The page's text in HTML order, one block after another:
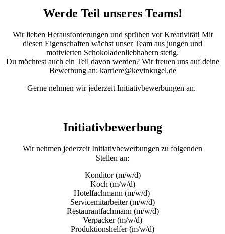
Werde Teil unseres Teams!
Wir lieben Herausforderungen und sprühen vor Kreativität! Mit
diesen Eigenschaften wächst unser Team aus jungen und
motivierten Schokoladenliebhabern stetig.
Du möchtest auch ein Teil davon werden? Wir freuen uns auf deine
Bewerbung an: karriere@kevinkugel.de
Gerne nehmen wir jederzeit Initiativbewerbungen an.
Initiativbewerbung
Wir nehmen jederzeit Initiativbewerbungen zu folgenden
Stellen an:
Konditor (m/w/d)
Koch (m/w/d)
Hotelfachmann (m/w/d)
Servicemitarbeiter (m/w/d)
Restaurantfachmann (m/w/d)
Verpacker (m/w/d)
Produktionshelfer (m/w/d)